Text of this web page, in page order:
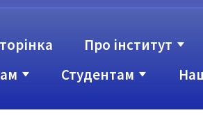
Про інститут
Студентам